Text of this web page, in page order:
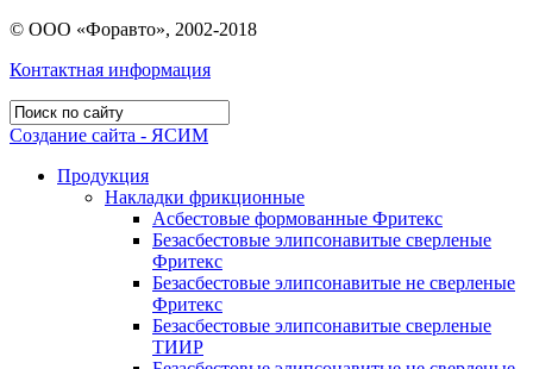
© ООО «Форавто», 2002-2018
Контактная информация
Создание сайта - ЯСИМ
Продукция
Накладки фрикционные
Асбестовые формованные Фритекс
Безасбестовые элипсонавитые сверленые
Фритекс
Безасбестовые элипсонавитые не сверленые
Фритекс
Безасбестовые элипсонавитые сверленые
ТИИР